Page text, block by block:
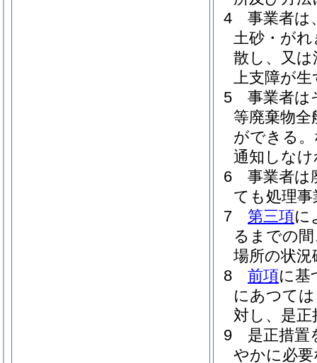
4
事業者は
土砂・が
散し、又
上支障が
5
事業者は
等廃棄物
ができる。
通知しな
6
事業者は
ても処理
7
第三項に
るまでの
場所の状
8
前項に基
にあつて
対し、是
9
是正措置
やかに必